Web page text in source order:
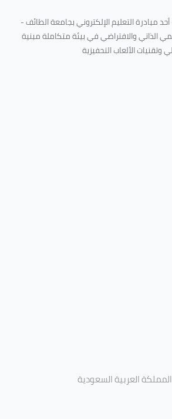
مبادرة التعليم الإلكتروني بجامعة الطائف -
الذاتي والافتراضي في بيئة متكاملة مبنية
وتقنيات الألعاب التحفيزية
العربية السعودية